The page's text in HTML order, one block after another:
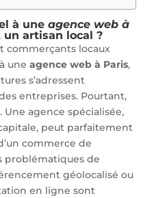
à une agence web à
artisan local ?
commerçants locaux
une agence web à Paris,
s’adressent
entreprises. Pourtant,
Une agence spécialisée,
peut parfaitement
commerce de
problématiques de
géolocalisé ou
en ligne sont